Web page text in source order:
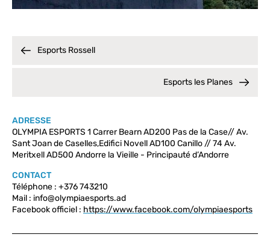
ADRESSE
OLYMPIA ESPORTS 1 Carrer Bearn AD200 Pas de la Case// Av.
Sant Joan de Caselles,Edifici Novell AD100 Canillo // 74 Av.
Meritxell AD500 Andorre la Vieille - Principauté d’Andorre
CONTACT
Téléphone : +376 743210
Mail : info@olympiaesports.ad
Facebook officiel : https://www.facebook.com/olympiaesports
Esports Rossell
Esports les Planes